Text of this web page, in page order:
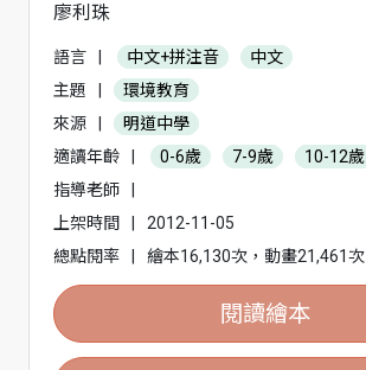
廖利珠
語言 中文+拼注音
中文
主題
環境教育
來源
明道中學
適讀年齡
0-6歲 7-9歲
10-12歲
指導老師
上架時間
2012-11-05
總點閱率
繪本16,130次，動畫21,461次
閱讀繪本